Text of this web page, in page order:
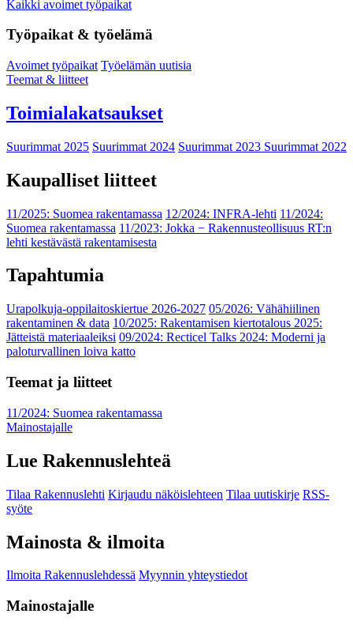
Kaikki avoimet työpaikat
Työpaikat & työelämä
Avoimet työpaikat Työelämän uutisia
Teemat & liitteet
Toimialakatsaukset
Suurimmat 2025 Suurimmat 2024 Suurimmat 2023 Suurimmat 2022
Kaupalliset liitteet
11/2025: Suomea rakentamassa 12/2024: INFRA-lehti 11/2024:
Suomea rakentamassa 11/2023: Jokka − Rakennusteollisuus RT:n
lehti kestävästä rakentamisesta
Tapahtumia
Urapolkuja-oppilaitoskiertue 2026-2027 05/2026: Vähähiilinen
rakentaminen & data 10/2025: Rakentamisen kiertotalous 2025:
Jätteistä materiaaleiksi 09/2024: Recticel Talks 2024: Moderni ja
paloturvallinen loiva katto
Teemat ja liitteet
11/2024: Suomea rakentamassa
Mainostajalle
Lue Rakennuslehteä
Tilaa Rakennuslehti Kirjaudu näköislehteen Tilaa uutiskirje RSS-
syöte
Mainosta & ilmoita
Ilmoita Rakennuslehdessä Myynnin yhteystiedot
Mainostajalle